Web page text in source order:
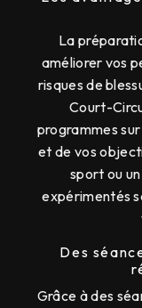
La
améliorer vos
risques de
Court-
programmes
et de vos
sport ou
expérimentés
Des
Grâce à des